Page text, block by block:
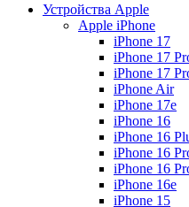
Устройства Apple
Apple iPhone
iPhone 17
iPhone 17
iPhone 17
iPhone Air
iPhone 17e
iPhone 16
iPhone 16
iPhone 16
iPhone 16
iPhone 16e
iPhone 15